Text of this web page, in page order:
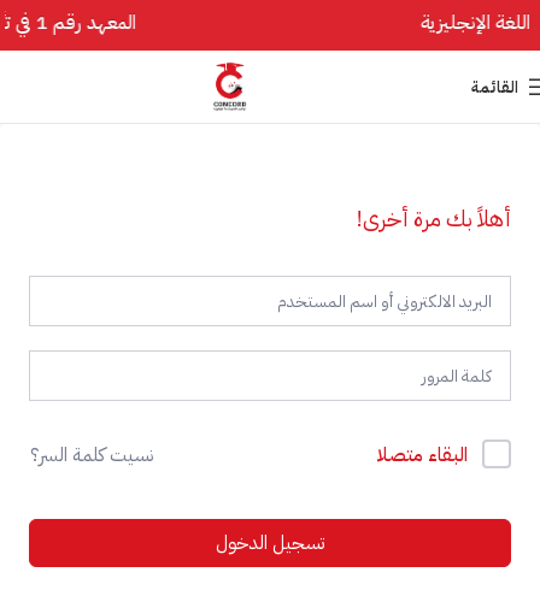
المعهد رقم 1 في تأسيس اللغة الإنجليزية
القائمة
أهلاً بك مرة أخرى!
البقاء متصلا نسيت كلمة السر؟
تسجيل الدخول